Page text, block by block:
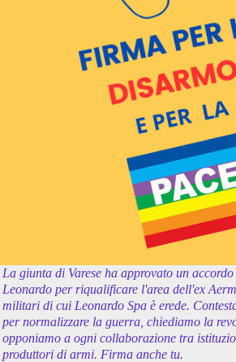
La giunta di Varese ha approvato un
Leonardo per riqualificare l'area dell'ex
militari di cui Leonardo Spa è erede.
per normalizzare la guerra, chiediamo la
opponiamo a ogni collaborazione tra
produttori di armi. Firma anche tu.